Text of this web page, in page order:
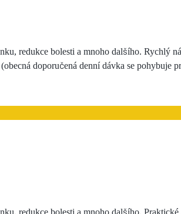
redukce bolesti a mnoho dalšího.
doporučená denní dávka se pohybuje
redukce bolesti a mnoho dalšího.